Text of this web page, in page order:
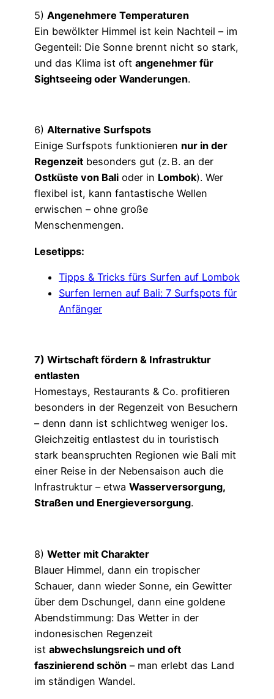
5) Angenehmere Temperaturen
Ein bewölkter Himmel ist kein Nachteil – im
Gegenteil: Die Sonne brennt nicht so stark,
und das Klima ist oft angenehmer für
Sightseeing oder Wanderungen.
6) Alternative Surfspots
Einige Surfspots funktionieren nur in der
Regenzeit besonders gut (z. B. an der
Ostküste von Bali oder in Lombok). Wer
flexibel ist, kann fantastische Wellen
erwischen – ohne große
Menschenmengen.
Lesetipps:
Tipps & Tricks fürs Surfen auf Lombok
Surfen lernen auf Bali: 7 Surfspots für
Anfänger
7) Wirtschaft fördern & Infrastruktur
entlasten
Homestays, Restaurants & Co. profitieren
besonders in der Regenzeit von Besuchern
– denn dann ist schlichtweg weniger los.
Gleichzeitig entlastest du in touristisch
stark beanspruchten Regionen wie Bali mit
einer Reise in der Nebensaison auch die
Infrastruktur – etwa Wasserversorgung,
Straßen und Energieversorgung.
8) Wetter mit Charakter
Blauer Himmel, dann ein tropischer
Schauer, dann wieder Sonne, ein Gewitter
über dem Dschungel, dann eine goldene
Abendstimmung: Das Wetter in der
indonesischen Regenzeit
ist abwechslungsreich und oft
faszinierend schön – man erlebt das Land
im ständigen Wandel.